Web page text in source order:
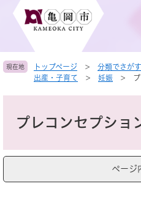
頭
す
飛
し
現在地 トップページ > 分類でさがす
出産・子育て
> 妊娠 >
プレコンセプショ
ページ